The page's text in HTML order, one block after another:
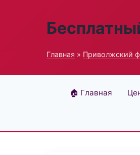
Главная » Приволжский
🏠 Главная